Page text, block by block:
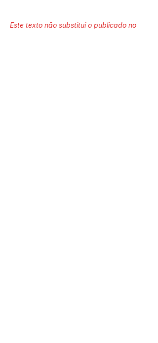
Este texto não substitui o publicado no